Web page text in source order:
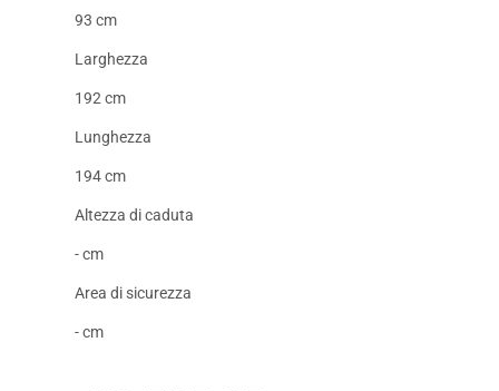
93 cm
Larghezza
192 cm
Lunghezza
194 cm
Altezza di caduta
- cm
Area di sicurezza
- cm